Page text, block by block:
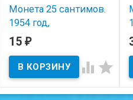
Монета 25 сантимов.
1954 год,
Люксембург.
В наличии
Состояние на скане.
15 ₽
 